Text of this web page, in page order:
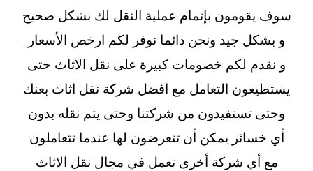
سوف يقومون بإتمام عملية النقل لك بشكل صحيح
و بشكل جيد ونحن دائما نوفر لكم ارخص الأسعار
و نقدم لكم خصومات كبيرة على نقل الاثاث حتى
يستطيعون التعامل مع افضل شركة نقل اثاث بعنك
وحتى تستفيدون من شركتنا وحتى يتم نقله بدون
أي خسائر يمكن أن تتعرضون لها عندما تتعاملون
مع أي شركة أخرى تعمل في مجال نقل الاثاث